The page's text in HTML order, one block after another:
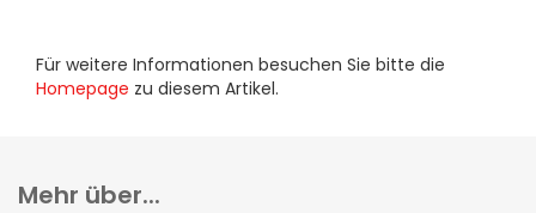
Für weitere Informationen besuchen Sie bitte die
Homepage zu diesem Artikel.
Mehr über...